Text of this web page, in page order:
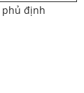
phủ định